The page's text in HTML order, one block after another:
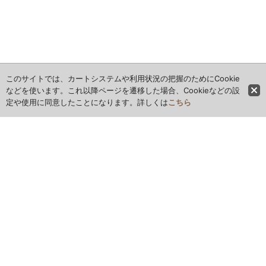
このサイトでは、カートシステムや利用状況の把握のためにCookie
などを使います。これ以降ページを遷移した場合、Cookieなどの設
定や使用に同意したことになります。詳しくはこちら